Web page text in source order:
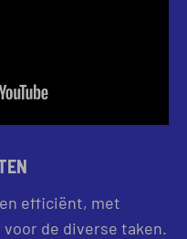
en efficiënt, met
de diverse taken.